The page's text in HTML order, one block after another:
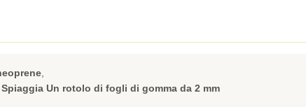
Spiaggia Un rotolo di fogli di gomma da 2 mm